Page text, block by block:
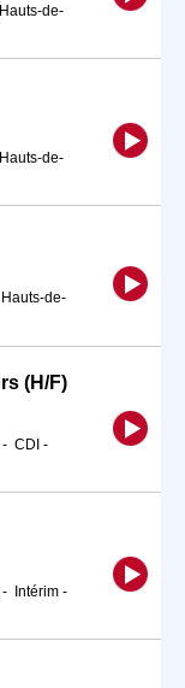
de-
de-
de-
(H/F)
- CDI -
- Intérim -